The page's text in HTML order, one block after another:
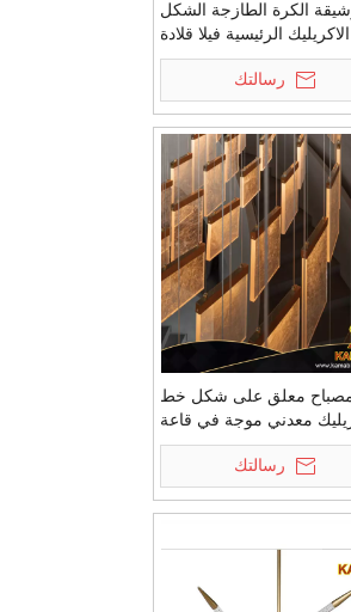
الكرة الطازجة الشكل
الاكريليك الرئيسية فيلا قلادة
الخفيفة (MD1924A-1A)
رسالتك
معلق على شكل خط
معدني موجة في قاعة
الاستقبال (KIZ-89P)
رسالتك